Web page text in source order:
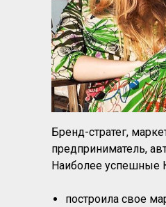
Бренд-стратег,
предприниматель,
Наиболее успешные
построила свое